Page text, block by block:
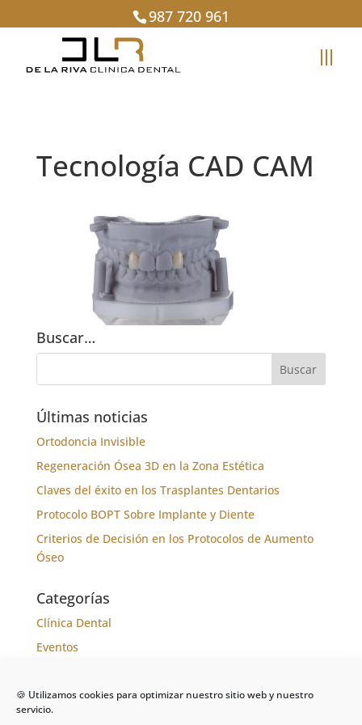
🍪 Utilizamos cookies para optimizar nuestro sitio web y nuestro
servicio.
987 720 961
Tecnología CAD CAM
Buscar…
Últimas noticias
Ortodoncia Invisible
Regeneración Ósea 3D en la Zona Estética
Claves del éxito en los Trasplantes Dentarios
Protocolo BOPT Sobre Implante y Diente
Criterios de Decisión en los Protocolos de Aumento
Óseo
Categorías
Clínica Dental
Eventos
Noticias